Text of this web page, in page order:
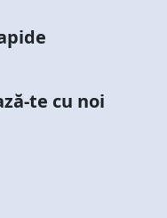
te cu noi